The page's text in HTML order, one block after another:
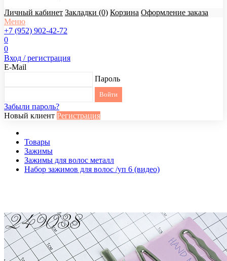
Личный кабинет Закладки (0) Корзина Оформление заказа
Меню
+7 (952) 902-42-72
0
0
Вход / регистрация
E-Mail
Пароль
Забыли пароль?
Новый клиент Регистрация
Товары
Зажимы
Зажимы для волос металл
Набор зажимов для волос /уп 6 (видео)